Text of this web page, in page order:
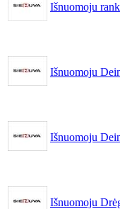
Išnuomoju
Išnuomoju
Išnuomoju
Išnuomoju